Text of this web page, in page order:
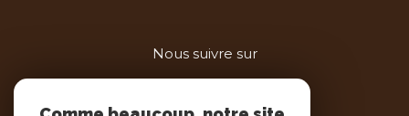
Nous suivre sur